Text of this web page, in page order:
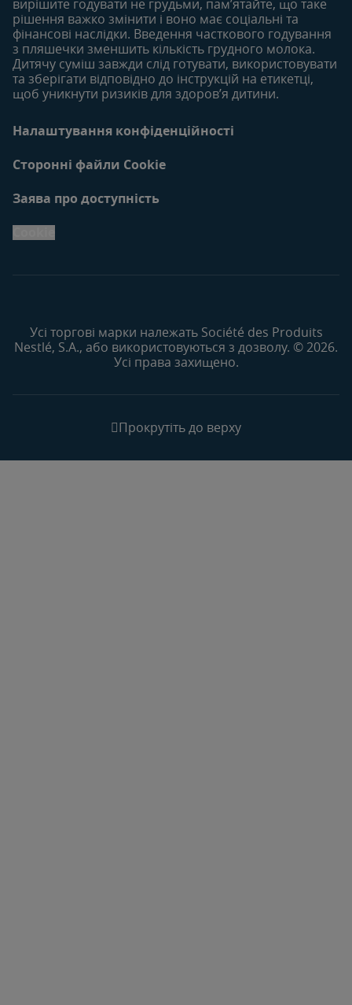
вирішите годувати не грудьми, пам’ятайте, що таке
рішення важко змінити і воно має соціальні та
фінансові наслідки. Введення часткового годування
з пляшечки зменшить кількість грудного молока.
Дитячу суміш завжди слід готувати, використовувати
та зберігати відповідно до інструкцій на етикетці,
щоб уникнути ризиків для здоров’я дитини.
Налаштування конфіденційності
Сторонні файли Cookie
Заява про доступність
Усі торгові марки належать Société des Produits
Nestlé, S.A., або використовуються з дозволу. © 2026.
Усі права захищено.
Прокрутіть до верху